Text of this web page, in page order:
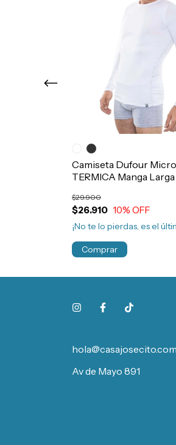
Camiseta Dufour
TERMICA Manga
$26.910
$29.900
10% OFF
¡No te lo pierdas, es el
Comprar
Av de Mayo 891